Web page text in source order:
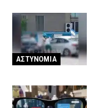
ΑΣΤΥΝΟΜΙΑ